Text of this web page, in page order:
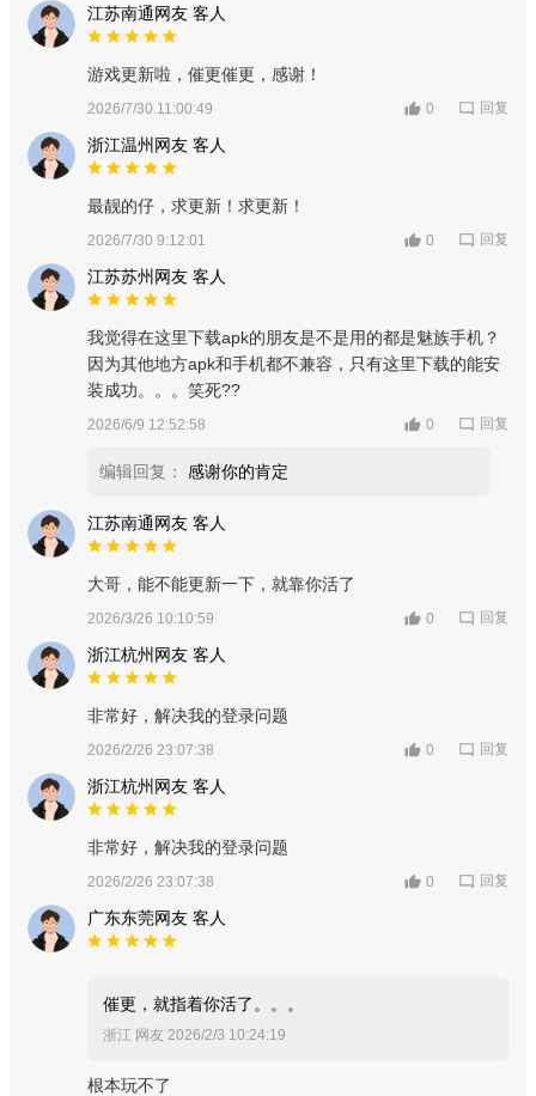
江苏南通网友 客人
游戏更新啦，催更催更，感谢！
2026/7/30 11:00:49 0 回复
浙江温州网友 客人
最靓的仔，求更新！求更新！
2026/7/30 9:12:01 0 回复
江苏苏州网友 客人
我觉得在这里下载apk的朋友是不是用的都是魅族手机？
因为其他地方apk和手机都不兼容，只有这里下载的能安
装成功。。。笑死??
2026/6/9 12:52:58 0 回复
编辑回复： 感谢你的肯定
江苏南通网友 客人
大哥，能不能更新一下，就靠你活了
2026/3/26 10:10:59 0 回复
浙江杭州网友 客人
非常好，解决我的登录问题
2026/2/26 23:07:38 0 回复
浙江杭州网友 客人
非常好，解决我的登录问题
2026/2/26 23:07:38 0 回复
广东东莞网友 客人
催更，就指着你活了。。。
浙江 网友 2026/2/3 10:24:19
根本玩不了